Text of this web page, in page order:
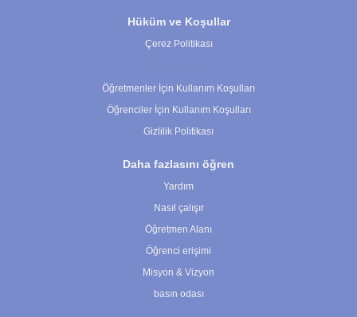
Hüküm ve Koşullar
Çerez Politikası
Öğretmenler İçin Kullanım Koşulları
Öğrenciler İçin Kullanım Koşulları
Gizlilik Politikası
Daha fazlasını öğren
Yardım
Nasıl çalışır
Öğretmen Alanı
Öğrenci erişimi
Misyon & Vizyon
basın odası